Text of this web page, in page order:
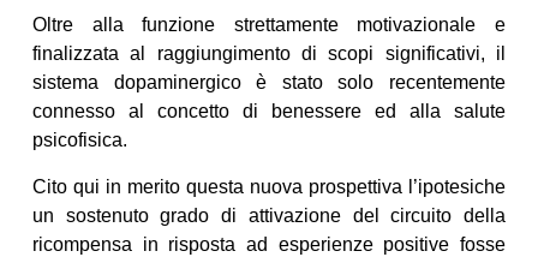
Oltre alla funzione strettamente motivazionale e
finalizzata al raggiungimento di scopi significativi, il
sistema dopaminergico è stato solo recentemente
connesso al concetto di benessere ed alla salute
psicofisica.
Cito qui in merito questa nuova prospettiva l’ipotesiche
un sostenuto grado di attivazione del circuito della
ricompensa in risposta ad esperienze positive fosse